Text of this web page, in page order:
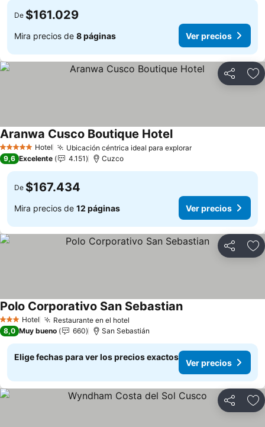
De $161.029
Mira precios de 8 páginas Ver precios
Compartir
5 Estrellas Hotel Ubicación céntrica ideal para explorarVer precios
Aranwa Cusco Boutique HotelVer precios
9,6 Excelente 4.151 Cuzco
De $167.434
Mira precios de 12 páginas Ver precios
Compartir
3 Estrellas
Hotel Restaurante en el hotel
Polo Corporativo San SebastianVer precios
8,0 Muy bueno 660 San Sebastián
Elige fechas para ver los precios exactos
Ver precios
Compartir